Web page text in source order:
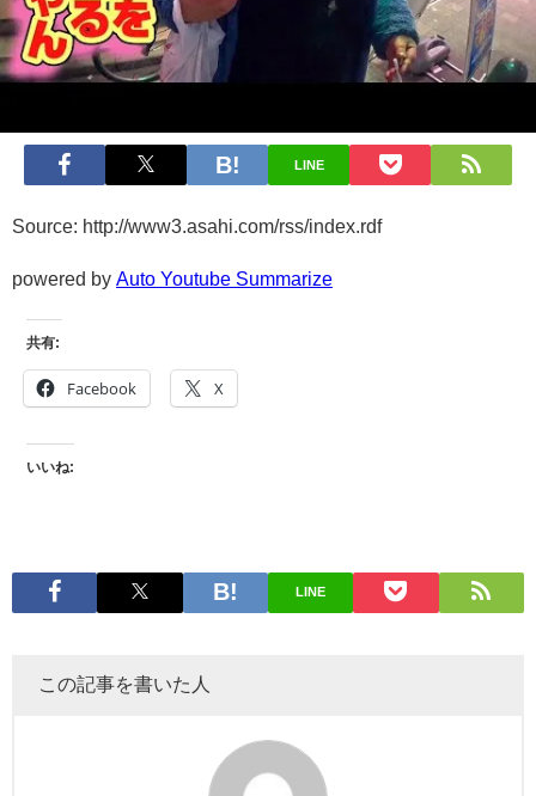
LINE
Source: http://www3.asahi.com/rss/index.rdf
powered by Auto Youtube Summarize
共有:
Facebook X
いいね:
LINE
この記事を書いた人